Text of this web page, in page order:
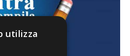
utilizza